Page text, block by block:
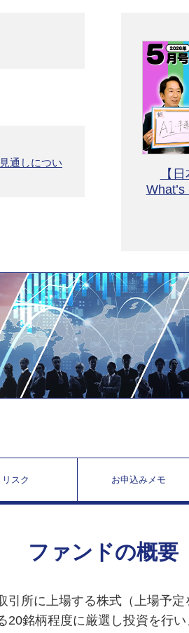
【
通しについ
リスク お申込みメモ
ファンドの概要
所に上場する株式（上場予定
銘柄程度に厳選し投資を行い